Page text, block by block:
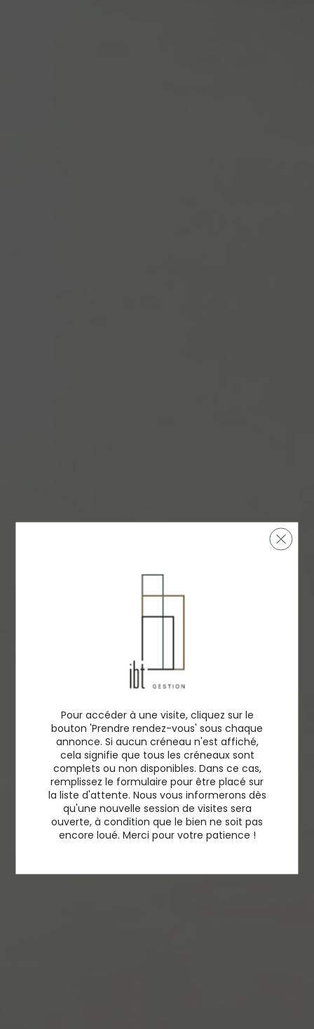
Pour accéder à une visite, cliquez sur le
bouton 'Prendre rendez-vous' sous chaque
annonce. Si aucun créneau n'est affiché,
cela signifie que tous les créneaux sont
complets ou non disponibles. Dans ce cas,
remplissez le formulaire pour être placé sur
la liste d'attente. Nous vous informerons dès
qu'une nouvelle session de visites sera
ouverte, à condition que le bien ne soit pas
encore loué. Merci pour votre patience !